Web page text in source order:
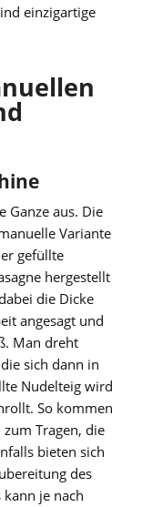
einzigartige
Ganze aus. Die
Variante
gefüllte
hergestellt
die Dicke
angesagt und
Man dreht
sich dann in
Nudelteig wird
So kommen
Tragen, die
bieten sich
des
je nach